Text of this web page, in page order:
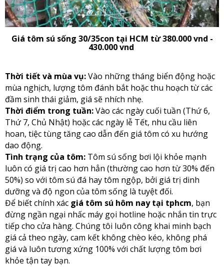
Giá tôm sú sống 30/35con tại HCM từ 380.000 vnd -
430.000 vnd
Thời tiết và mùa vụ:Vào những tháng biển động hoặc
mùa nghịch, lượng tôm đánh bắt hoặc thu hoạch từ các
đầm sinh thái giảm, giá sẽ nhích nhẹ.
Thời điểm trong tuần:Vào các ngày cuối tuần (Thứ 6,
Thứ 7, Chủ Nhật) hoặc các ngày lễ Tết, nhu cầu liên
hoan, tiệc tùng tăng cao dẫn đến giá tôm có xu hướng
dao động.
Tình trạng của tôm: Tôm sú sống bơi lội khỏe mạnh
luôn có giá trị cao hơn hẳn (thường cao hơn từ 30% đến
50%) so với tôm sú đá hay tôm ngộp, bởi giá trị dinh
dưỡng và độ ngon của tôm sống là tuyệt đối.
Để biết chính xác giá tôm sú hôm nay tại tphcm, bạn
đừng ngần ngại nhấc máy gọi hotline hoặc nhắn tin trực
tiếp cho cửa hàng. Chúng tôi luôn công khai minh bạch
giá cả theo ngày, cam kết không chèo kéo, không phá
giá và luôn tương xứng 100% với chất lượng tôm bơi
khỏe tận tay bạn.